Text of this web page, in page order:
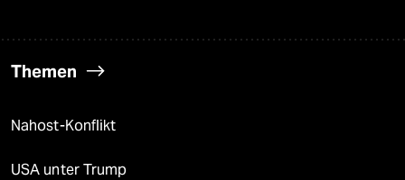
Themen
Nahost-Konflikt
USA unter Trump